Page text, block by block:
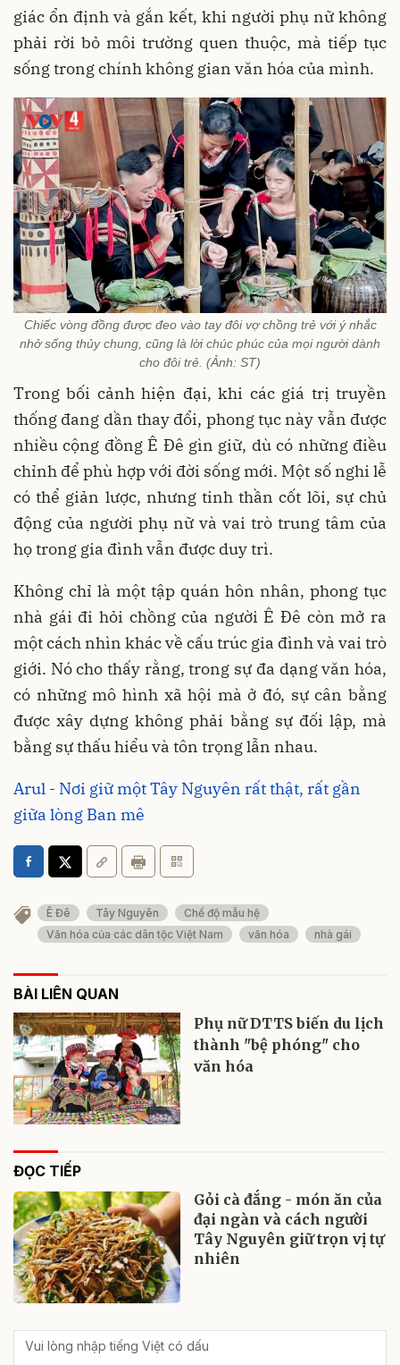
giác ổn định và gắn kết, khi người phụ nữ không
phải rời bỏ môi trường quen thuộc, mà tiếp tục
sống trong chính không gian văn hóa của mình.
Chiếc vòng đồng được đeo vào tay đôi vợ chồng trẻ với ý nhắc
nhở sống thủy chung, cũng là lời chúc phúc của mọi người dành
cho đôi trẻ. (Ảnh: ST)
Trong bối cảnh hiện đại, khi các giá trị truyền
thống đang dần thay đổi, phong tục này vẫn được
nhiều cộng đồng Ê Đê gìn giữ, dù có những điều
chỉnh để phù hợp với đời sống mới. Một số nghi lễ
có thể giản lược, nhưng tinh thần cốt lõi, sự chủ
động của người phụ nữ và vai trò trung tâm của
họ trong gia đình vẫn được duy trì.
Không chỉ là một tập quán hôn nhân, phong tục
nhà gái đi hỏi chồng của người Ê Đê còn mở ra
một cách nhìn khác về cấu trúc gia đình và vai trò
giới. Nó cho thấy rằng, trong sự đa dạng văn hóa,
có những mô hình xã hội mà ở đó, sự cân bằng
được xây dựng không phải bằng sự đối lập, mà
bằng sự thấu hiểu và tôn trọng lẫn nhau.
Arul - Nơi giữ một Tây Nguyên rất thật, rất gần
giữa lòng Ban mê
Ê Đê Tây Nguyên
Chế độ mẫu hệ
Văn hóa của các dân tộc Việt Nam
văn hóa nhà gái
BÀI LIÊN QUAN
Phụ nữ DTTS biến du lịch
thành "bệ phóng" cho
văn hóa
ĐỌC TIẾP
Gỏi cà đắng - món ăn của
đại ngàn và cách người
Tây Nguyên giữ trọn vị tự
nhiên